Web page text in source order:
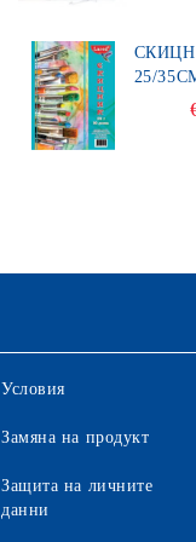
Условия
Замяна на продукт
Защита на личните
данни